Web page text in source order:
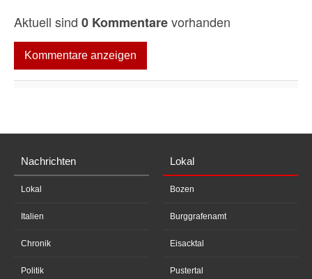
Aktuell sind 0 Kommentarevorhanden
Kommentare anzeigen
Nachrichten
Lokal
Italien
Chronik
Politik
Lokal
Bozen
Burggrafenamt
Eisacktal
Pustertal